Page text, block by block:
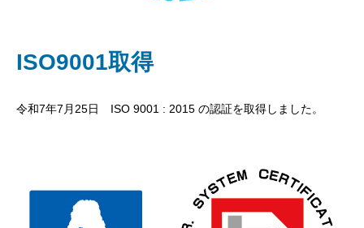
ISO9001取得
令和7年7月25日 ISO 9001 : 2015 の認証を取得しました。